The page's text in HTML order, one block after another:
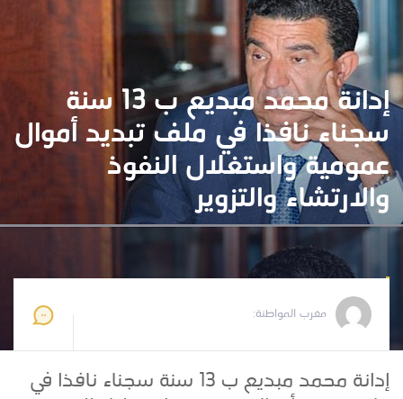
إدانة محمد مبديع ب 13 سنة
سجناء نافذا في ملف تبديد أموال
عمومية واستغلال النفوذ
والارتشاء والتزوير
مغرب المواطنة:
إدانة محمد مبديع ب 13 سنة سجناء نافذا في